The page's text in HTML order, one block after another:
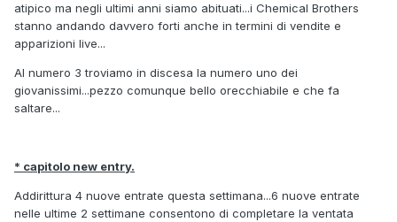
atipico ma negli ultimi anni siamo abituati...i Chemical Brothers
stanno andando davvero forti anche in termini di vendite e
apparizioni live...
Al numero 3 troviamo in discesa la numero uno dei
giovanissimi...pezzo comunque bello orecchiabile e che fa
saltare...
* capitolo new entry.
Addirittura 4 nuove entrate questa settimana...6 nuove entrate
nelle ultime 2 settimane consentono di completare la ventata